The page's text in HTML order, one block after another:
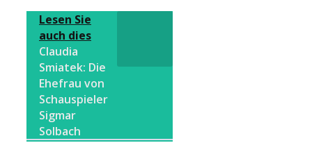
Lesen Sie
auch dies
Claudia
Smiatek: Die
Ehefrau von
Schauspieler
Sigmar
Solbach